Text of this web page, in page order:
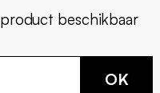
beschikbaar
OK